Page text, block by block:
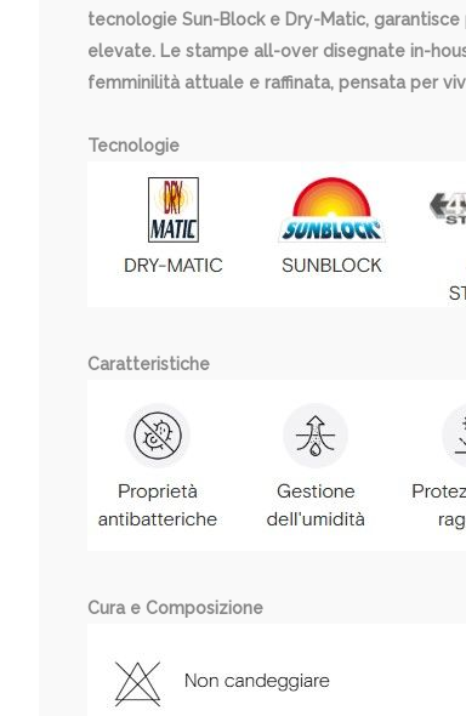
tecnologie Sun-Block e Dry-Matic,
elevate. Le stampe all-over disegnate in-
femminilità attuale e raffinata, pensata per
Tecnologie
Caratteristiche
Cura e Composizione